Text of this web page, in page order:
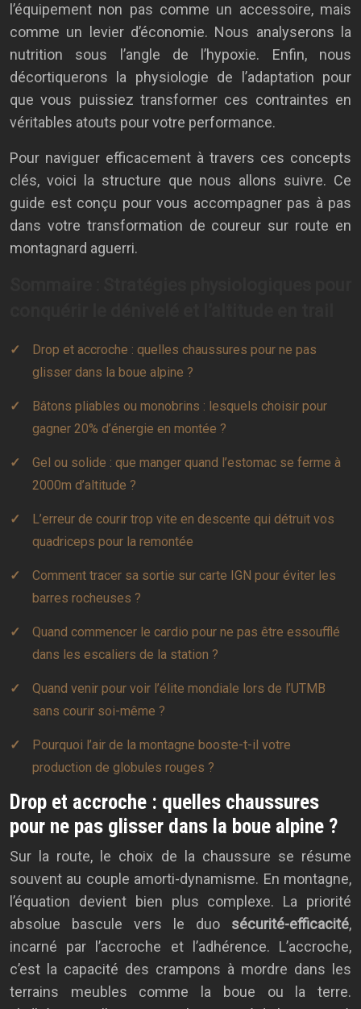
l’équipement non pas comme un accessoire, mais
comme un levier d’économie. Nous analyserons la
nutrition sous l’angle de l’hypoxie. Enfin, nous
décortiquerons la physiologie de l’adaptation pour
que vous puissiez transformer ces contraintes en
véritables atouts pour votre performance.
Pour naviguer efficacement à travers ces concepts
clés, voici la structure que nous allons suivre. Ce
guide est conçu pour vous accompagner pas à pas
dans votre transformation de coureur sur route en
montagnard aguerri.
Drop et accroche : quelles chaussures pour ne pas
glisser dans la boue alpine ?
Bâtons pliables ou monobrins : lesquels choisir pour
gagner 20% d’énergie en montée ?
Gel ou solide : que manger quand l’estomac se ferme à
2000m d’altitude ?
L’erreur de courir trop vite en descente qui détruit vos
quadriceps pour la remontée
Comment tracer sa sortie sur carte IGN pour éviter les
barres rocheuses ?
Quand commencer le cardio pour ne pas être essoufflé
dans les escaliers de la station ?
Quand venir pour voir l’élite mondiale lors de l’UTMB
sans courir soi-même ?
Pourquoi l’air de la montagne booste-t-il votre
production de globules rouges ?
Drop et accroche : quelles chaussures
pour ne pas glisser dans la boue alpine ?
Sur la route, le choix de la chaussure se résume
souvent au couple amorti-dynamisme. En montagne,
l’équation devient bien plus complexe. La priorité
absolue bascule vers le duo sécurité-efficacité,
incarné par l’accroche et l’adhérence. L’accroche,
c’est la capacité des crampons à mordre dans les
terrains meubles comme la boue ou la terre.